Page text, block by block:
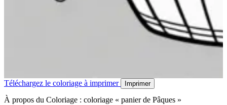
Téléchargez le coloriage à imprimer Imprimer
À propos du Coloriage : coloriage « panier de Pâques »